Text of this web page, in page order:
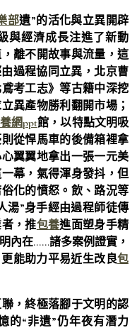
部遺”的活化與立異開辟
與經濟成長注進了新動
離不開故事與流量，這
過程協同立異，北京曹
考工志》等古籍中深挖
異產物勝利翻開市場；
網ppt館，以特點文明吸
從悍馬車的後備箱裡拿
翼翼地拿出一張一元美
幕，氣得渾身發抖，但
化的憤怒。飲、路況等
湯”身手經由過程師徒傳
，推包養進面塑身手精
內在……諸多案例證實，
能助力平易近生改良包
，終極落腳于文明的認
的“非遺”仍年夜有潛力